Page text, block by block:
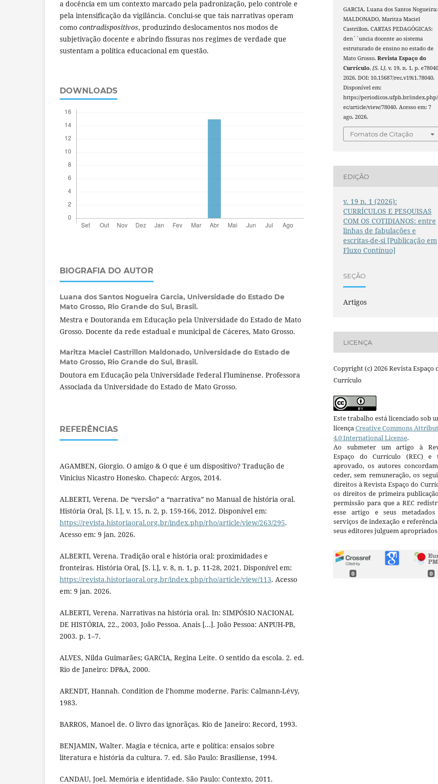
a docência em um contexto marcado pela padronização, pelo controle e
pela intensificação da vigilância. Conclui-se que tais narrativas operam
como contradispositivos, produzindo deslocamentos nos modos de
subjetivação docente e abrindo fissuras nos regimes de verdade que
sustentam a política educacional em questão.
DOWNLOADS
BIOGRAFIA DO AUTOR
Luana dos Santos Nogueira Garcia, Universidade do Estado De
Mato Grosso, Rio Grande do Sul, Brasil.
Mestra e Doutoranda em Educação pela Universidade do Estado de Mato
Grosso. Docente da rede estadual e municipal de Cáceres, Mato Grosso.
Maritza Maciel Castrillon Maldonado, Universidade do Estado de
Mato Grosso, Rio Grande do Sul, Brasil.
Doutora em Educação pela Universidade Federal Fluminense. Professora
Associada da Universidade do Estado de Mato Grosso.
REFERÊNCIAS
AGAMBEN, Giorgio. O amigo & O que é um dispositivo? Tradução de
Vinicius Nicastro Honesko. Chapecó: Argos, 2014.
ALBERTI, Verena. De “versão” a “narrativa” no Manual de história oral.
História Oral, [S. l.], v. 15, n. 2, p. 159-166, 2012. Disponível em:
https://revista.historiaoral.org.br/index.php/rho/article/view/263/295.
Acesso em: 9 jan. 2026.
ALBERTI, Verena. Tradição oral e história oral: proximidades e
fronteiras. História Oral, [S. l.], v. 8, n. 1, p. 11-28, 2021. Disponível em:
https://revista.historiaoral.org.br/index.php/rho/article/view/113. Acesso
em: 9 jan. 2026.
ALBERTI, Verena. Narrativas na história oral. In: SIMPÓSIO NACIONAL
DE HISTÓRIA, 22., 2003, João Pessoa. Anais [...]. João Pessoa: ANPUH-PB,
2003. p. 1–7.
ALVES, Nilda Guimarães; GARCIA, Regina Leite. O sentido da escola. 2. ed.
Rio de Janeiro: DP&A, 2000.
ARENDT, Hannah. Condition de l’homme moderne. Paris: Calmann-Lévy,
1983.
BARROS, Manoel de. O livro das ignorãças. Rio de Janeiro: Record, 1993.
BENJAMIN, Walter. Magia e técnica, arte e política: ensaios sobre
literatura e história da cultura. 7. ed. São Paulo: Brasiliense, 1994.
CANDAU, Joel. Memória e identidade. São Paulo: Contexto, 2011.
GARCIA, Luana dos Santos Nogueira;
MALDONADO, Maritza Maciel
Castrillon. CARTAS PEDAGÓGICAS:
den´´uncia docente ao sistema
estruturado de ensino no estado de
Mato Grosso.Revista Espaço do
Currículo,[S. l.], v. 19, n. 1, p.
2026. DOI: 10.15687/rec.v19i1.78040.
Disponível em:
https://periodicos.ufpb.br/
ec/article/view/78040. Acesso em: 7
ago. 2026.
Fomatos de Citação
EDIÇÃO
v. 19 n. 1 (2026):
CURRÍCULOS E PESQUISAS
COM OS COTIDIANOS: entre
linhas de fabulações e
escritas-de-si [Publicação em
Fluxo Contínuo]
SEÇÃO
Artigos
LICENÇA
Copyright (c) 2026 Revista Espaço
Currículo
Este trabalho está licenciado sob
licençaCreative Commons
4.0 International License.
Ao submeter um artigo à
Espaço do Currículo (REC) e
aprovado, os autores
ceder, sem remuneração, os
direitos à Revista Espaço do
os direitos de primeira
permissão para que a REC
esse artigo e seus metadados
serviços de indexação e
seus editores julguem
0 0